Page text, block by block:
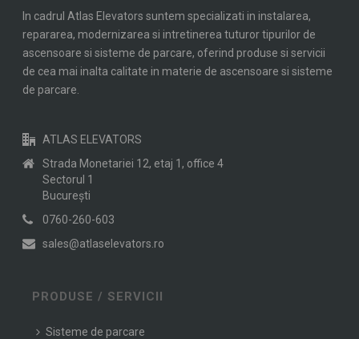
In cadrul Atlas Elevators suntem specializati in instalarea,
repararea, modernizarea si intretinerea tuturor tipurilor de
ascensoare si sisteme de parcare, oferind produse si servicii
de cea mai inalta calitate in materie de ascensoare si sisteme
de parcare.
ATLAS ELEVATORS
Strada Monetariei 12, etaj 1, office 4
Sectorul 1
Bucureşti
0760-260-603
sales@atlaselevators.ro
PRODUSE / SERVICII
Sisteme de parcare